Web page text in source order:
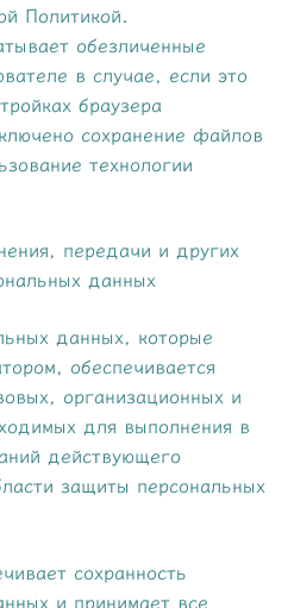
Политикой.
обезличенные
в случае, если это
браузера
сохранение файлов
технологии
передачи и других
данных
данных, которые
обеспечивается
организационных и
для выполнения в
действующего
защиты персональных
сохранность
и принимает все